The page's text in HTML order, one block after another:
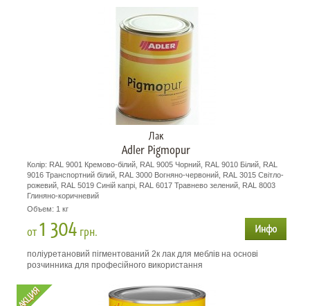
Лак
Adler Pigmopur
Колір: RAL 9001 Кремово-білий, RAL 9005 Чорний, RAL 9010 Білий, RAL
9016 Транспортний білий, RAL 3000 Вогняно-червоний, RAL 3015 Світло-
рожевий, RAL 5019 Синій капрі, RAL 6017 Травнево зелений, RAL 8003
Глиняно-коричневий
Объем: 1 кг
от1 304 грн.
поліуретановий пігментований 2к лак для меблів на основі
розчинника для професійного використання